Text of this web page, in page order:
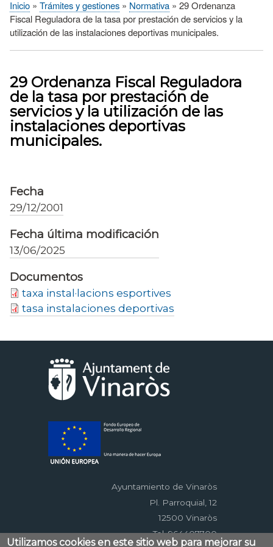
Sobrescribir
enlaces
de
a
la
navegación
Inicio Trámites y gestiones Normativa
29 Ordenanza
Fiscal Reguladora de la tasa por prestación de servicios y la
utilización de las instalaciones deportivas municipales.
29 Ordenanza Fiscal Reguladora
de la tasa por prestación de
servicios y la utilización de las
instalaciones deportivas
municipales.
Fecha
29/12/2001
Fecha última modificación
13/06/2025
Documentos
taxa instal·lacions esportives
tasa instalaciones deportivas
Ayuntamiento de Vinaròs
Pl. Parroquial, 12
12500 Vinaròs
Tel. 964407700
Utilizamos cookies en este sitio web para mejorar su